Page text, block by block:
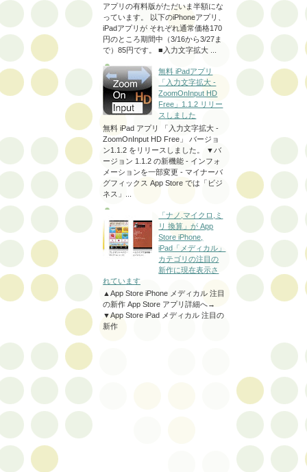
アプリの有料版がただいま半額にな
っています。 以下のiPhoneアプリ、
iPadアプリが それぞれ通常価格170
円のところ期間中（3/16から3/27ま
で）85円です。 ■入力文字拡大 ...
無料 iPadアプリ
「入力文字拡大 -
ZoomOnInput HD
Free」1.1.2 リリー
スしました
無料 iPad アプリ 「入力文字拡大 -
ZoomOnInput HD Free」 バージョ
ン1.1.2 をリリースしました。 ▼バ
ージョン 1.1.2 の新機能 - インフォ
メーションを一部変更 - マイナーバ
グフィックス App Store では「ビジ
ネス」...
「ナノ,マイクロ,ミ
リ 換算」が App
Store iPhone,
iPad「メディカル」
カテゴリの注目の
新作に現在表示さ
れています
▲App Store iPhone メディカル 注目
の新作 App Store アプリ詳細へ→
▼App Store iPad メディカル 注目の
新作